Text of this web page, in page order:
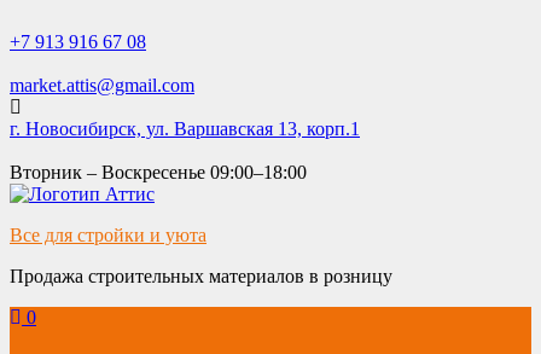
to
+7 913 916 67 08
market.attis@gmail.com
г. Новосибирск, ул. Варшавская 13, корп.1
Вторник – Воскресенье 09:00–18:00
Все для стройки и уюта
Продажа строительных материалов в розницу
0